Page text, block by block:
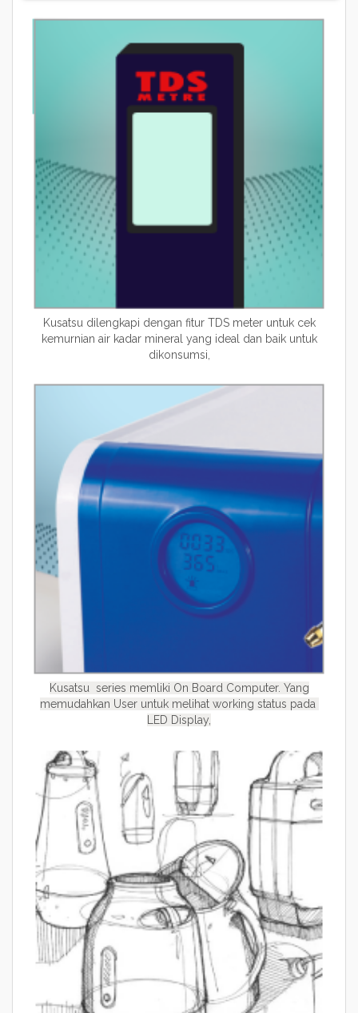
Kusatsu dilengkapi dengan fitur TDS meter untuk cek
kemurnian air kadar mineral yang ideal dan baik untuk
dikonsumsi,
Kusatsu series memliki On Board Computer. Yang
memudahkan User untuk melihat working status pada
LED Display,